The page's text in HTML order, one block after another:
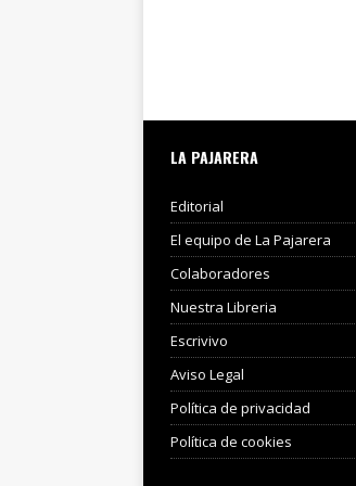
LA PAJARERA
Editorial
El equipo de La Pajarera
Colaboradores
Nuestra Libreria
Escrivivo
Aviso Legal
Política de privacidad
Política de cookies